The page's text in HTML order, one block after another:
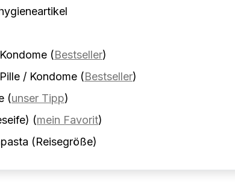
(Bestseller)
/ Kondome (Bestseller)
(unser Tipp)
(mein Favorit)
(Reisegröße)